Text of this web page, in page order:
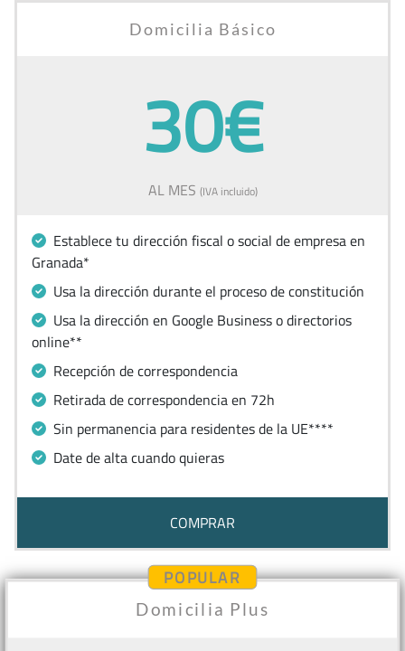
Domicilia Básico
30€
AL MES (IVA incluido)
Establece tu dirección fiscal o social de empresa en
Granada*
Usa la dirección durante el proceso de constitución
Usa la dirección en Google Business o directorios
online**
Recepción de correspondencia
Retirada de correspondencia en 72h
Sin permanencia para residentes de la UE****
Date de alta cuando quieras
COMPRAR
POPULAR
Domicilia Plus